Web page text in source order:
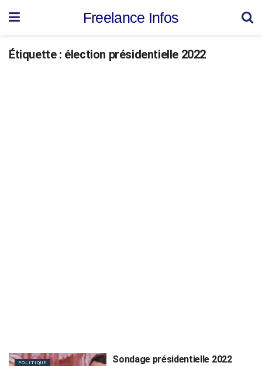
Freelance Infos
Étiquette : élection présidentielle 2022
POLITIQUE
Sondage présidentielle 2022